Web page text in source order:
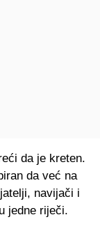
da je kreten.
da već na
navijači i
jedne riječi.